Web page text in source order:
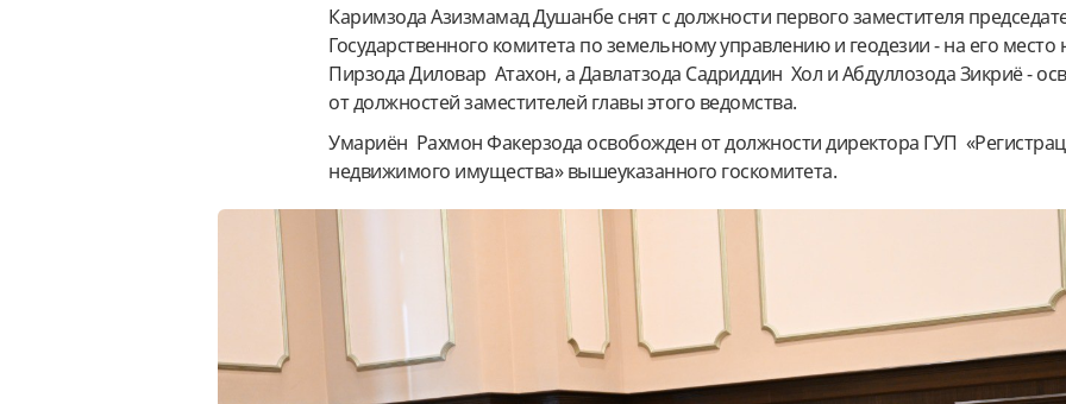
Каримзода Азизмамад Душанбе снят с должности первого заместителя
Государственного комитета по земельному управлению и геодезии - на его место
Пирзода Диловар Атахон, аДавлатзода Садриддин Хол иАбдуллозода Зикриё-
от должностей заместителей главы этого ведомства.
Умариён Рахмон Факерзода освобожден от должности директора ГУП
недвижимого имущества» вышеуказанного госкомитета.